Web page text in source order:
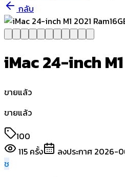
กลับ
iMac 24-inch
ขายแล้ว
ขายแล้ว
100
115 ครั้ง ลงประกาศ 2026-
ช